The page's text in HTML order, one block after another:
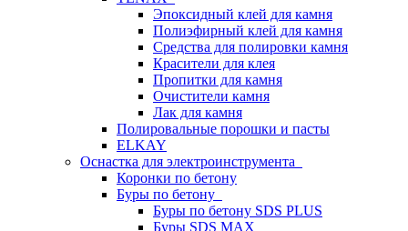
Эпоксидный клей для камня
Полиэфирный клей для камня
Средства для полировки камня
Красители для клея
Пропитки для камня
Очистители камня
Лак для камня
Полировальные порошки и пасты
ELKAY
Оснастка для электроинструмента
Коронки по бетону
Буры по бетону
Буры по бетону SDS PLUS
Буры SDS MAX